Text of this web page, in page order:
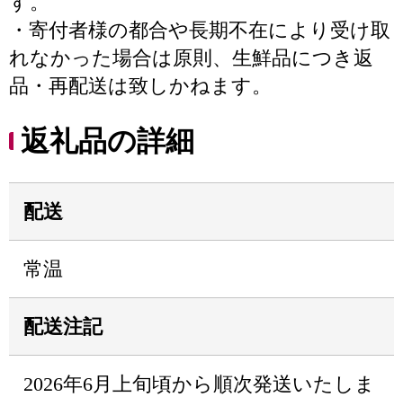
・寄付者様の都合や長期不在により受け取
れなかった場合は原則、生鮮品につき返
品・再配送は致しかねます。
返礼品の詳細
配送
常温
配送注記
2026年6月上旬頃から順次発送いたしま